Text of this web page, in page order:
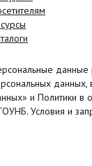
данные
данных,
и Политики в
Условия и